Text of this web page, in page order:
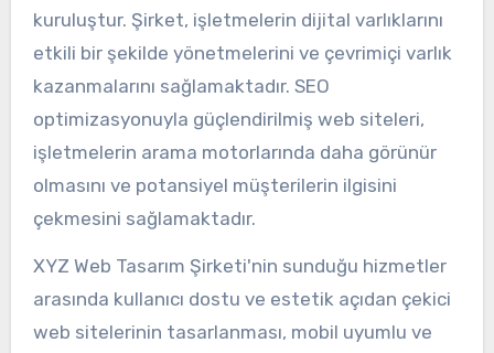
kuruluştur. Şirket, işletmelerin dijital varlıklarını
etkili bir şekilde yönetmelerini ve çevrimiçi varlık
kazanmalarını sağlamaktadır. SEO
optimizasyonuyla güçlendirilmiş web siteleri,
işletmelerin arama motorlarında daha görünür
olmasını ve potansiyel müşterilerin ilgisini
çekmesini sağlamaktadır.
XYZ Web Tasarım Şirketi'nin sunduğu hizmetler
arasında kullanıcı dostu ve estetik açıdan çekici
web sitelerinin tasarlanması, mobil uyumlu ve